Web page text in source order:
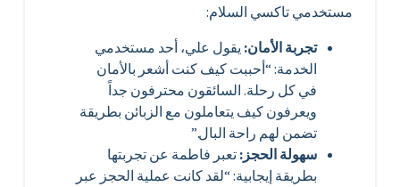
مستخدمي تاكسي السلام:
تجربة الأمان:يقول علي، أحد مستخدمي
الخدمة: “أحببت كيف كنت أشعر بالأمان
في كل رحلة. السائقون محترفون جداً
ويعرفون كيف يتعاملون مع الزبائن بطريقة
تضمن لهم راحة البال.”
سهولة الحجز: تعبر فاطمة عن تجربتها
بطريقة إيجابية: “لقد كانت عملية الحجز عبر